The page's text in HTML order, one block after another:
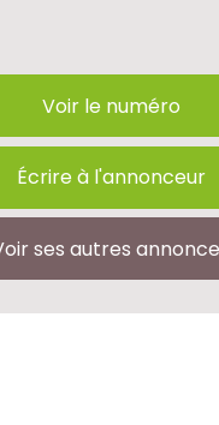
Voir le numéro
Écrire à l'annonceur
ses autres